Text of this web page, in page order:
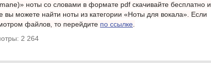
ноты со словами в формате pdf скачивайте бесплатно и
вы можете найти ноты из категории «Ноты для вокала». Если
файлов, то перейдите по ссылке.
2 264